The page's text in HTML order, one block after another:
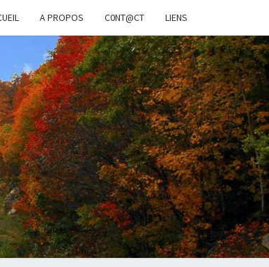
A PROPOS C0NT@CT LIENS